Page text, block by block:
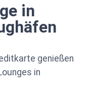
in
genießen
in